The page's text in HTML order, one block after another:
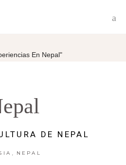
En Nepal"
DE NEPAL
NEPAL